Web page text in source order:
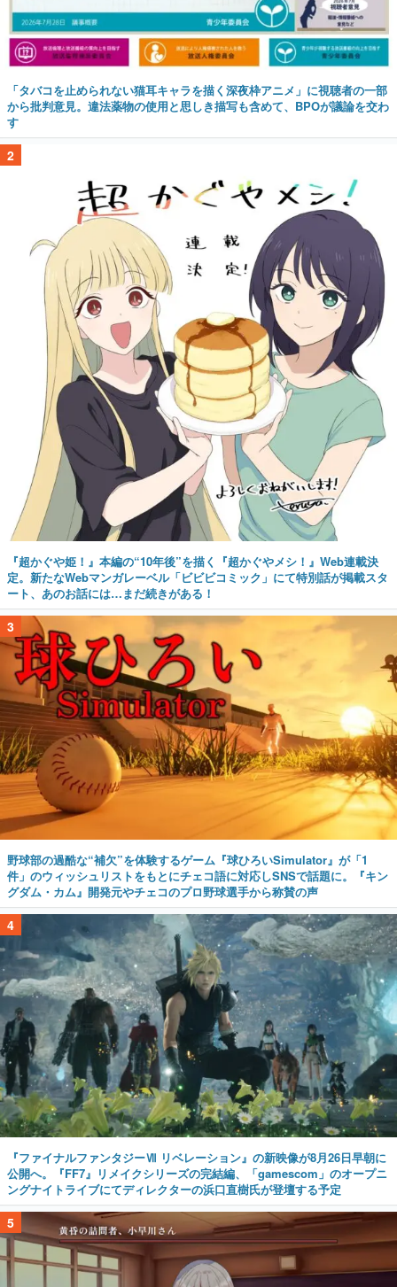
「タバコを止められない猫耳キャラを描く深夜枠アニメ」に視聴者の一部
から批判意見。違法薬物の使用と思しき描写も含めて、BPOが議論を交わ
す
2
『超かぐや姫！』本編の“10年後”を描く『超かぐやメシ！』Web連載決
定。新たなWebマンガレーベル「ビビビコミック」にて特別話が掲載スタ
ート、あのお話には…まだ続きがある！
3
野球部の過酷な“補欠”を体験するゲーム『球ひろいSimulator』が「1
件」のウィッシュリストをもとにチェコ語に対応しSNSで話題に。『キン
グダム・カム』開発元やチェコのプロ野球選手から称賛の声
4
『ファイナルファンタジーⅦ リベレーション』の新映像が8月26日早朝に
公開へ。『FF7』リメイクシリーズの完結編、「gamescom」のオープニ
ングナイトライブにてディレクターの浜口直樹氏が登壇する予定
5